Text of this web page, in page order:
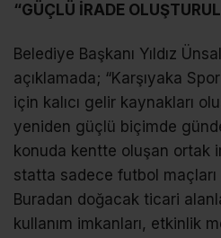
“GÜÇLÜ İRADE
Belediye Başkanı Yıldız
açıklamada; “Karşıyaka
için kalıcı gelir kaynakları
yeniden güçlü biçimde
konuda kentte oluşan ortak
statta sadece futbol
Buradan doğacak ticari
kullanım imkanları, etkinlik